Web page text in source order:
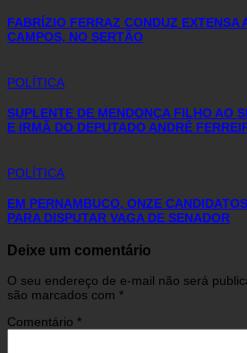
FABRÍZIO FERRAZ CONDUZ EXTENSA
CAMPOS, NO SERTÃO
POLÍTICA
SUPLENTE DE MENDONÇA FILHO AO
E IRMÃ DO DEPUTADO ANDRÉ
POLÍTICA
EM PERNAMBUCO, ONZE
PARA DISPUTAR VAGA DE SENADOR
Deixe um comentário
O seu endereço de e-mail não será
são marcados com *
Comentário *